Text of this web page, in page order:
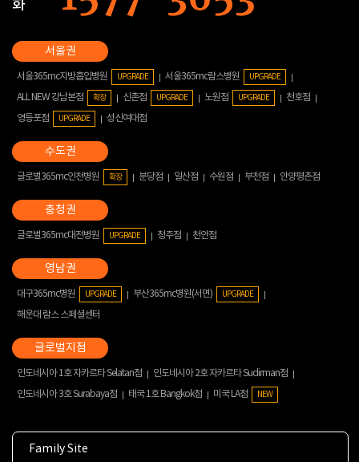
화
서울365mc지방흡입병원 UPGRADE 서울365mc람스병원 UPGRADE
ALL NEW 강남본점 확장 신촌점 UPGRADE 노원점 UPGRADE
천호점
영등포점
UPGRADE 성신여대점
글로벌365mc인천병원 확장 분당점 일산점 수원점 부천점 안양평촌점
글로벌365mc대전병원 UPGRADE 청주점 천안점
대구365mc병원 UPGRADE 부산365mc병원(서면) UPGRADE
해운대 람스 스페셜센터
인도네시아 1호 자카르타 Selatan점
인도네시아 2호 자카르타 Sudirman점
인도네시아 3호 Surabaya점
태국 1호 Bangkok점 미국 LA점 NEW
Family Site